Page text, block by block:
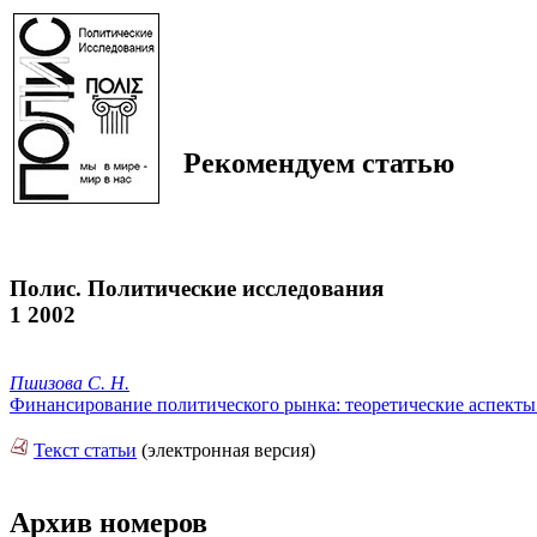
Рекомендуем статью
Полис. Политические исследования
1 2002
Пшизова С. Н.
Финансирование политического рынка: теоретические
Текст статьи (электронная версия)
Архив номеров